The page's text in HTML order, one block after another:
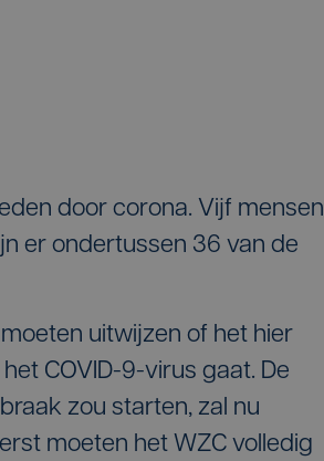
door corona. Vijf mensen
er ondertussen 36 van de
uitwijzen of het hier
COVID-9-virus gaat. De
zou starten, zal nu
moeten het WZC volledig